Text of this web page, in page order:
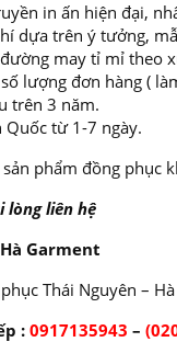
in ấn hiện đại,
dựa trên ý tưởng,
may tỉ mỉ theo
lượng đơn hàng (
trên 3 năm.
Quốc từ 1-7 ngày.
phẩm đồng phục
lòng liên hệ
Garment
Thái Nguyên –
: 0917135943 –